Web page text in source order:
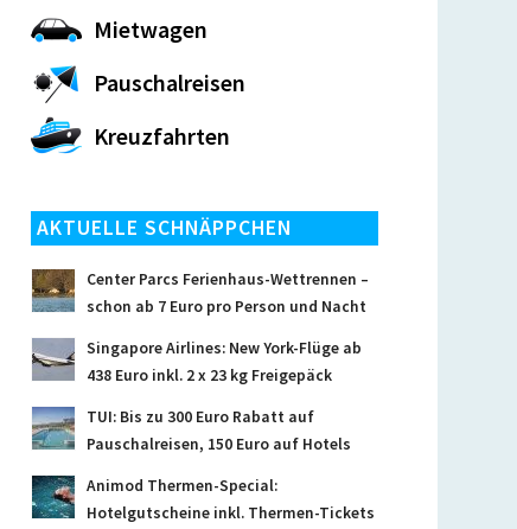
Mietwagen
Pauschalreisen
Kreuzfahrten
AKTUELLE SCHNÄPPCHEN
Center Parcs Ferienhaus-Wettrennen –
schon ab 7 Euro pro Person und Nacht
Singapore Airlines: New York-Flüge ab
438 Euro inkl. 2 x 23 kg Freigepäck
TUI: Bis zu 300 Euro Rabatt auf
Pauschalreisen, 150 Euro auf Hotels
Animod Thermen-Special:
Hotelgutscheine inkl. Thermen-Tickets